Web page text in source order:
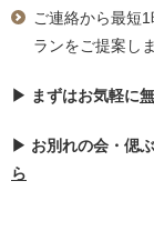
ご連絡から最短
ランをご提案しま
▶ まずはお気軽に
▶ お別れの会・偲
ら